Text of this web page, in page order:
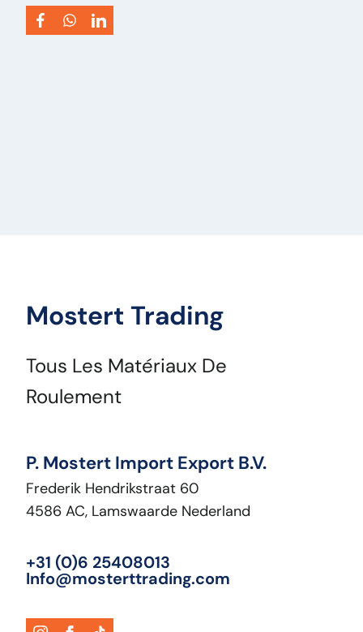
Puissance du moteur ch:
Mostert Trading
Tous Les Matériaux De
Roulement
P. Mostert Import Export B.V.
Frederik Hendrikstraat 60
4586 AC, Lamswaarde Nederland
+31 (0)6 25408013
Info@mosterttrading.com